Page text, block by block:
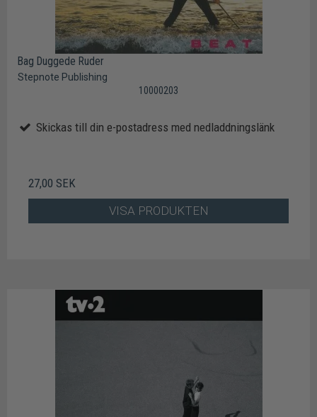
Bag Duggede Ruder
Stepnote Publishing
10000203
Skickas till din e-postadress med nedladdningslänk
27,00 SEK
VISA PRODUKTEN